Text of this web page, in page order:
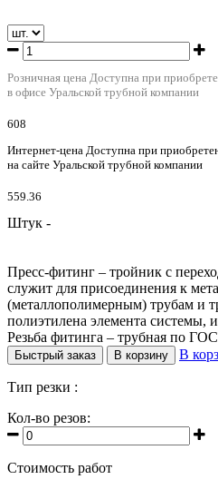
Розничная цена Доступна при
в офисе Уральской трубной компании
608
Интернет-цена Доступна при
на сайте Уральской трубной компании
559.36
Штук -
Пресс-фитинг – тройник с
служит для присоединения к
(металлополимерным) трубам и
полиэтилена элемента системы,
Резьба фитинга – трубная по
Быстрый заказ В корзину В
Тип резки :
Кол-во резов:
Стоимость работ